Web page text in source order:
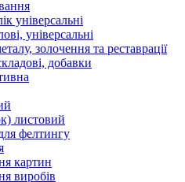
універсальні
універсальні
золочення та реставрації
добавки
листовий
фелтингу
картин
виробів